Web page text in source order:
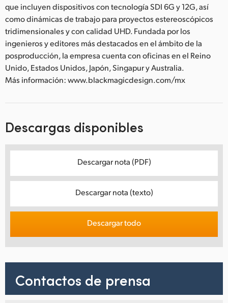
que incluyen dispositivos con tecnología SDI 6G y 12G, así
como dinámicas de trabajo para proyectos estereoscópicos
tridimensionales y con calidad UHD. Fundada por los
ingenieros y editores más destacados en el ámbito de la
posproducción, la empresa cuenta con oficinas en el Reino
Unido, Estados Unidos, Japón, Singapur y Australia.
Más información: www.blackmagicdesign.com/mx
Descargas disponibles
Descargar nota (PDF)
Descargar nota (texto)
Descargar todo
Contactos de prensa